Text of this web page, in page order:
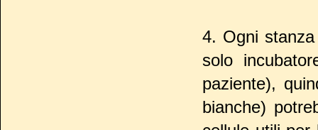
4. Ogni
solo
paziente),
bianche)